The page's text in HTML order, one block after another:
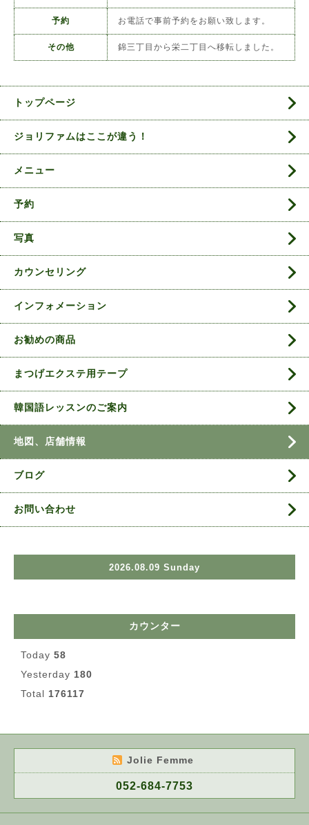
予約 お電話で事前予約をお願い致します。
その他 錦三丁目から栄二丁目へ移転しました。
トップページ
ジョリファムはここが違う！
メニュー
予約
写真
カウンセリング
インフォメーション
お勧めの商品
まつげエクステ用テープ
韓国語レッスンのご案内
地図、店舗情報
ブログ
お問い合わせ
2026.08.09 Sunday
カウンター
Today 58
Yesterday 180
Total 176117
Jolie Femme
052-684-7753